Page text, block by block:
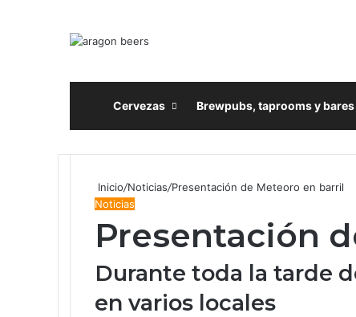
InicioCervezas Brewpubs, taprooms y bares
Inicio/Noticias/Presentación de Meteoro en barril
Noticias
Presentación
Durante toda la tarde
en varios locales